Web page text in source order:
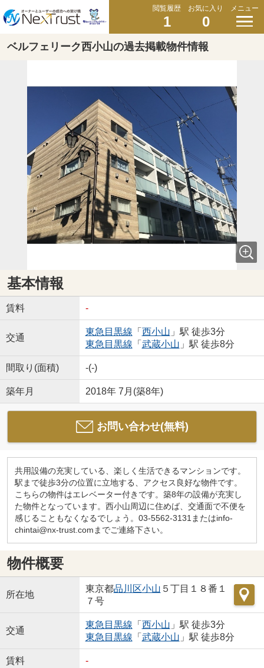
閲覧履歴
1
お気に入り
0
メニュー
ベルフェリーク西小山の過去掲載物件情報
基本情報
賃料 -
交通
東急目黒線 「 西小山 」駅 徒歩3分
東急目黒線 「 武蔵小山 」駅 徒歩8分
間取り(面積) -(-)
築年月 2018年 7月(築8年)
お問い合わせ(無料)
共用設備の充実している、楽しく生活できるマンションです。
駅まで徒歩3分の位置に立地する、アクセス良好な物件です。
こちらの物件はエレベーター付きです。築8年の設備が充実し
た物件となっています。西小山周辺に住めば、交通面で不便を
感じることもなくなるでしょう。03-5562-3131またはinfo-
chintai@nx-trust.comまでご連絡下さい。
物件概要
所在地
東京都品川区小山 ５丁目１８番１
７号
交通
東急目黒線 「 西小山 」駅 徒歩3分
東急目黒線 「 武蔵小山 」駅 徒歩8分
賃料 -